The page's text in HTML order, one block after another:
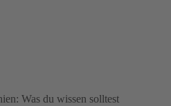
Was du wissen solltest